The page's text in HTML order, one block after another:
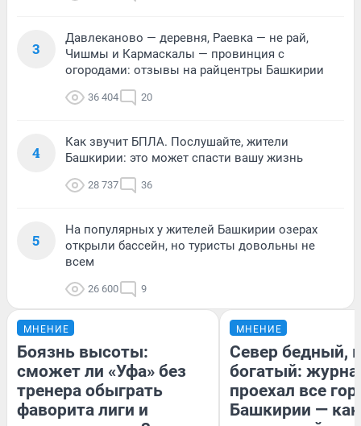
3
Давлеканово — деревня, Раевка — не рай,
Чишмы и Кармаскалы — провинция с
огородами: отзывы на райцентры Башкирии
36 404 20
4
Как звучит БПЛА. Послушайте, жители
Башкирии: это может спасти вашу жизнь
28 737 36
5
На популярных у жителей Башкирии озерах
открыли бассейн, но туристы довольны не
всем
26 600 9
МНЕНИЕ
Боязнь высоты:
сможет ли «Уфа» без
тренера обыграть
фаворита лиги и
МНЕНИЕ
Север бедный,
богатый:
проехал все
Башкирии —